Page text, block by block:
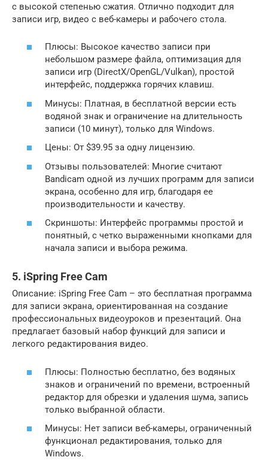
с высокой степенью сжатия. Отлично подходит для
записи игр, видео с веб-камеры и рабочего стола.
Плюсы: Высокое качество записи при
небольшом размере файла, оптимизация для
записи игр (DirectX/OpenGL/Vulkan), простой
интерфейс, поддержка горячих клавиш.
Минусы: Платная, в бесплатной версии есть
водяной знак и ограничение на длительность
записи (10 минут), только для Windows.
Цены: От $39.95 за одну лицензию.
Отзывы пользователей: Многие считают
Bandicam одной из лучших программ для записи
экрана, особенно для игр, благодаря ее
производительности и качеству.
Скриншоты: Интерфейс программы простой и
понятный, с четко выраженными кнопками для
начала записи и выбора режима.
5. iSpring Free Cam
Описание: iSpring Free Cam – это бесплатная программа
для записи экрана, ориентированная на создание
профессиональных видеоуроков и презентаций. Она
предлагает базовый набор функций для записи и
легкого редактирования видео.
Плюсы: Полностью бесплатно, без водяных
знаков и ограничений по времени, встроенный
редактор для обрезки и удаления шума, запись
только выбранной области.
Минусы: Нет записи веб-камеры, ограниченный
функционал редактирования, только для
Windows.